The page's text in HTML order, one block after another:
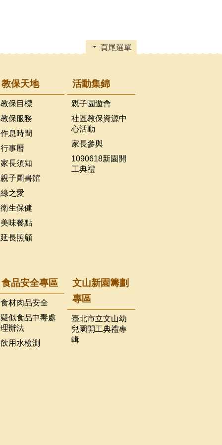
頁尾選單
教保天地
教保目標
教保服務
作息時間
行事曆
家長須知
親子圖書館
綠之愛
衛生保健
美味餐點
延長照顧
活動集錦
親子園遊會
社區教保資源中
心活動
家長參與
1090618新園開
工典禮
食品安全專區
食材肉品安全
疑似食品中毒處
理辦法
飲用水檢測
文山新園籌劃
專區
臺北市立文山幼
兒園開工典禮專
輯